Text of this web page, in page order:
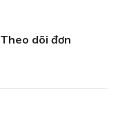
Theo dõi đơn